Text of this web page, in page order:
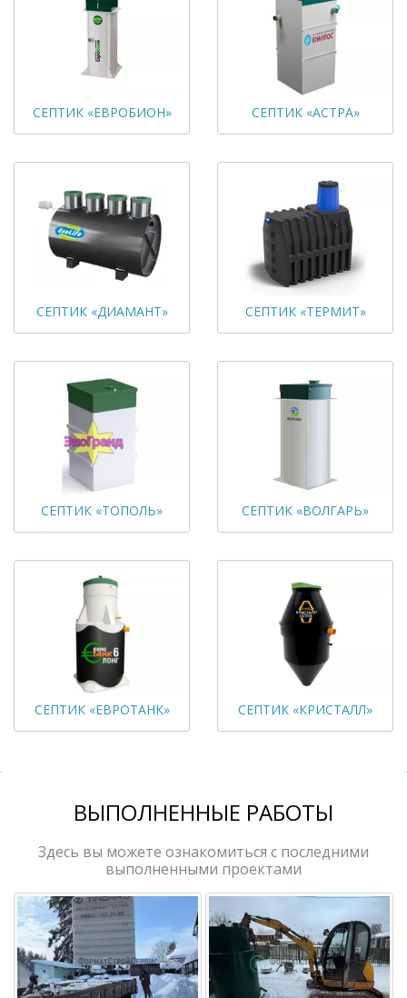
СЕПТИК «ЕВРОБИОН» СЕПТИК «АСТРА»
СЕПТИК «ДИАМАНТ» СЕПТИК «ТЕРМИТ»
СЕПТИК «ТОПОЛЬ» СЕПТИК «ВОЛГАРЬ»
СЕПТИК «ЕВРОТАНК» СЕПТИК «КРИСТАЛЛ»
ВЫПОЛНЕННЫЕ РАБОТЫ
Здесь вы можете ознакомиться с последними
выполненными проектами